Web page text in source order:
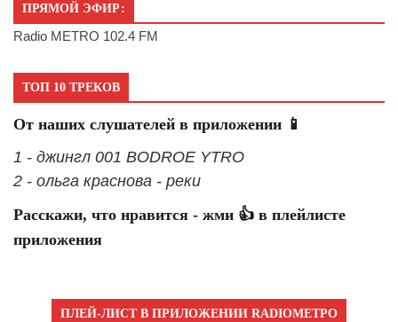
ПРЯМОЙ ЭФИР:
Radio METRO 102.4 FM
ТОП 10 ТРЕКОВ
От наших слушателей в приложении 📱
1 - джингл 001 BODROE YTRO
2 - ольга краснова - реки
Расскажи, что нравится - жми 👍 в плейлисте
приложения
ПЛЕЙ-ЛИСТ В ПРИЛОЖЕНИИ RADIOМЕТРО